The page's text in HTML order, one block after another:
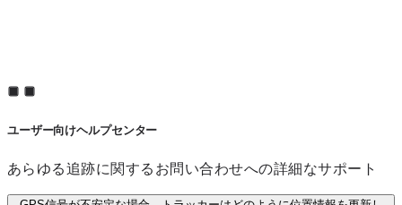
ユーザー向けヘルプセンター
あらゆる追跡に関するお問い合わせへの詳細なサポート